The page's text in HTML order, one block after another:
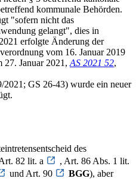
kommunale Behörden.
"sofern nicht das
gelangt", dies in
erfolgte Änderung der
vom 16. Januar 2019
27. Januar 2021, AS 2021 52,
GS 26-43) wurde ein neuer
des
82 lit. a
, Art. 86 Abs. 1 lit.
und Art. 90 BGG), aber